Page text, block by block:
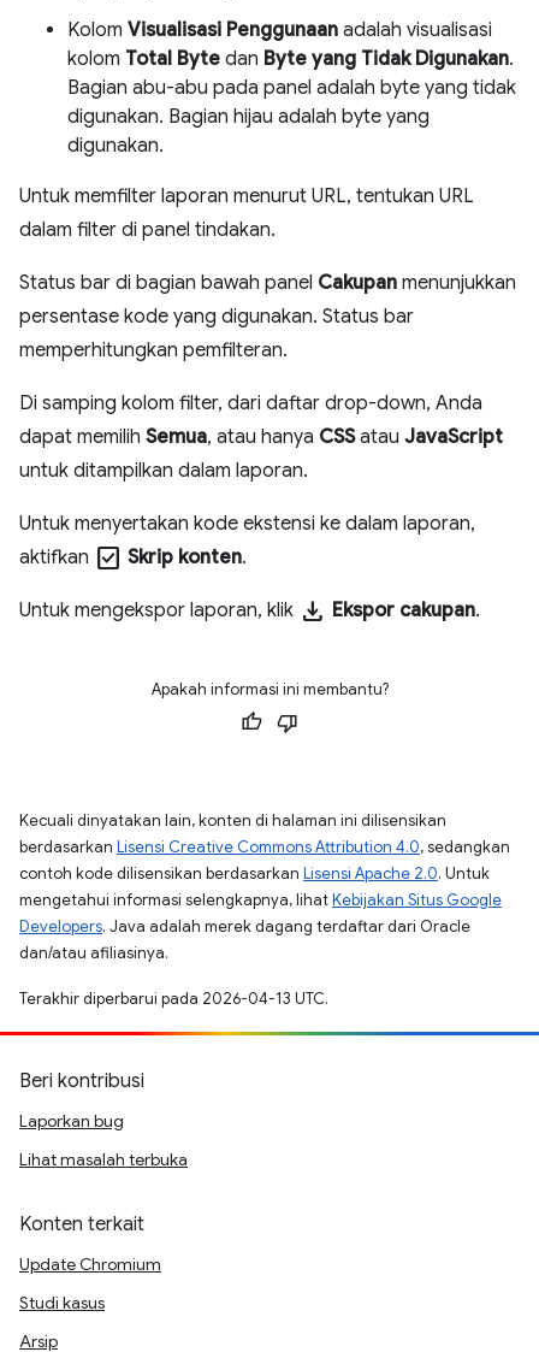
Kolom Visualisasi Penggunaan adalah visualisasi
kolom Total Byte dan Byte yang Tidak Digunakan.
Bagian abu-abu pada panel adalah byte yang tidak
digunakan. Bagian hijau adalah byte yang
digunakan.
Untuk memfilter laporan menurut URL, tentukan URL
dalam filter di panel tindakan.
Status bar di bagian bawah panel Cakupan menunjukkan
persentase kode yang digunakan. Status bar
memperhitungkan pemfilteran.
Di samping kolom filter, dari daftar drop-down, Anda
dapat memilih Semua, atau hanya CSSatau JavaScript
untuk ditampilkan dalam laporan.
Untuk menyertakan kode ekstensi ke dalam laporan,
aktifkan check_box Skrip konten.
Untuk mengekspor laporan, klik download Ekspor cakupan.
Apakah informasi ini membantu?
Kecuali dinyatakan lain, konten di halaman ini dilisensikan
berdasarkan Lisensi Creative Commons Attribution 4.0, sedangkan
contoh kode dilisensikan berdasarkan Lisensi Apache 2.0. Untuk
mengetahui informasi selengkapnya, lihatKebijakan Situs Google
Developers. Java adalah merek dagang terdaftar dari Oracle
dan/atau afiliasinya.
Terakhir diperbarui pada 2026-04-13 UTC.
Beri kontribusi
Laporkan bug
Lihat masalah terbuka
Konten terkait
Update Chromium
Studi kasus
Arsip